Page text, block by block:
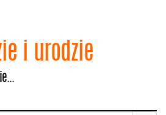
i urodzie